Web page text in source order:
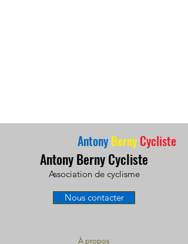
Antony Berny Cycliste
Antony Berny Cycliste
Association de cyclisme
Nous contacter
À propos